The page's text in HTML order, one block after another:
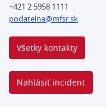
+421 2 5958 1111
podatelna@mfsr.sk
Všetky kontakty
Nahlásiť incident